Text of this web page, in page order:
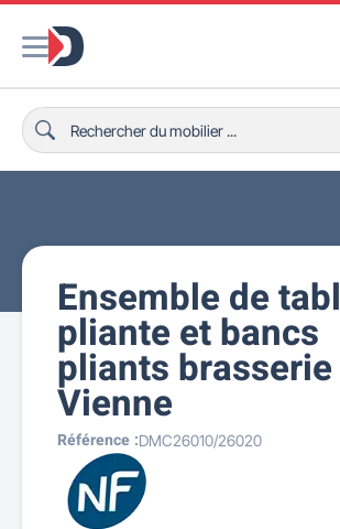
Ensemble de
pliante et bancs
pliants brasserie
Vienne
Référence :DMC26010/26020